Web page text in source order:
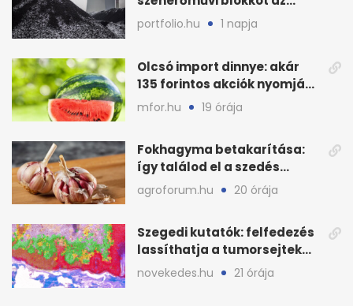
áramellátás stabilizálására
portfolio.hu 1 napja
Olcsó import dinnye: akár
135 forintos akciók nyomják
le a piacot
mfor.hu 19 órája
Fokhagyma betakarítása:
így találod el a szedés
legjobb időpontját
agroforum.hu 20 órája
Szegedi kutatók: felfedezés
lassíthatja a tumorsejtek
terjedését
novekedes.hu 21 órája